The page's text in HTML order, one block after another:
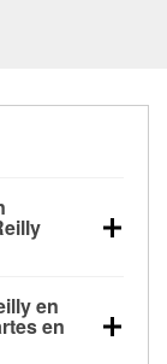
y
Engine”
en
en